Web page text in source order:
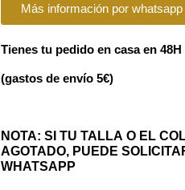
Más información por whatsapp
Tienes tu pedido en casa en
(gastos de envío 5€)
NOTA: SI TU TALLA O EL
AGOTADO, PUEDE
WHATSAPP